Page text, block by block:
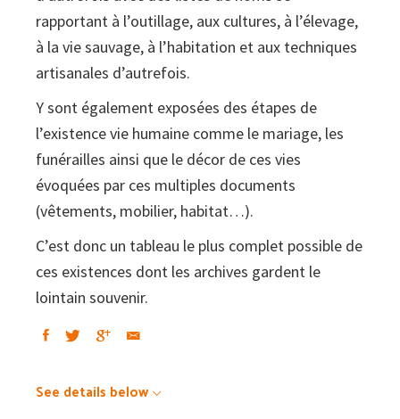
rapportant à l’outillage, aux cultures, à l’élevage,
à la vie sauvage, à l’habitation et aux techniques
artisanales d’autrefois.
Y sont également exposées des étapes de
l’existence vie humaine comme le mariage, les
funérailles ainsi que le décor de ces vies
évoquées par ces multiples documents
(vêtements, mobilier, habitat…).
C’est donc un tableau le plus complet possible de
ces existences dont les archives gardent le
lointain souvenir.
See details below